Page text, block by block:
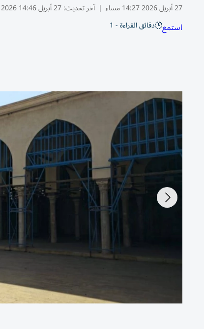
27 أبريل 2026 14:27 مساء | آخر تحديث:27 أبريل 14:46 2026
استمع دقائق القراءة - 1